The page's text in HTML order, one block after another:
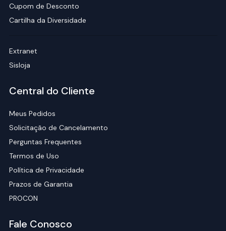
Cupom de Desconto
Cartilha da Diversidade
Extranet
Sisloja
Central do Cliente
Meus Pedidos
Solicitação de Cancelamento
Perguntas Frequentes
Termos de Uso
Política de Privacidade
Prazos de Garantia
PROCON
Fale Conosco